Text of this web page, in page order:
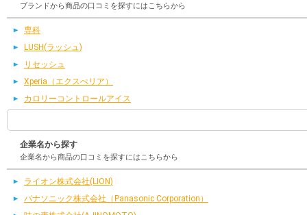
ブランドから商品の口コミを探すにはこちらから
専科
LUSH(ラッシュ)
リセッシュ
Xperia（エクスぺリア）
カロリーコントロールアイス
企業名から探す
企業名から商品の口コミを探すにはこちらから
ライオン株式会社(LION)
パナソニック株式会社（Panasonic Corporation）